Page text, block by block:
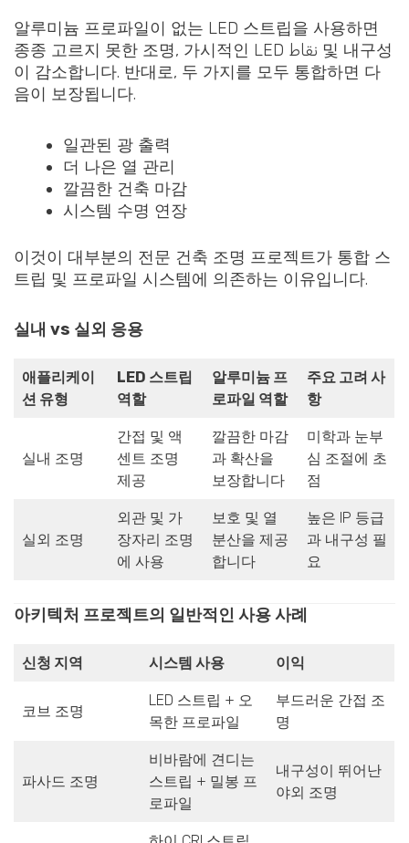
알루미늄 프로파일이 없는 LED 스트립을 사용하면
종종 고르지 못한 조명, 가시적인 LED نقاط 및 내구성
이 감소합니다. 반대로, 두 가지를 모두 통합하면 다
음이 보장됩니다.
일관된 광 출력
더 나은 열 관리
깔끔한 건축 마감
시스템 수명 연장
이것이 대부분의 전문 건축 조명 프로젝트가 통합 스
트립 및 프로파일 시스템에 의존하는 이유입니다.
실내 vs 실외 응용
애플리케이
션 유형
LED 스트립
역할
알루미늄 프
로파일 역할
주요 고려 사
항
실내 조명
간접 및 액
센트 조명
제공
깔끔한 마감
과 확산을
보장합니다
미학과 눈부
심 조절에 초
점
실외 조명
외관 및 가
장자리 조명
에 사용
보호 및 열
분산을 제공
합니다
높은 IP 등급
과 내구성 필
요
아키텍처 프로젝트의 일반적인 사용 사례
신청 지역 시스템 사용 이익
코브 조명
LED 스트립 + 오
목한 프로파일
부드러운 간접 조
명
파사드 조명
비바람에 견디는
스트립 + 밀봉 프
로파일
내구성이 뛰어난
야외 조명